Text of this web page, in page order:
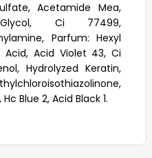
Acetamide Mea,
Ci 77499,
Parfum: Hexyl
Acid, Acid Violet 43, Ci
Hydrolyzed Keratin,
Blue 2, Acid Black 1.